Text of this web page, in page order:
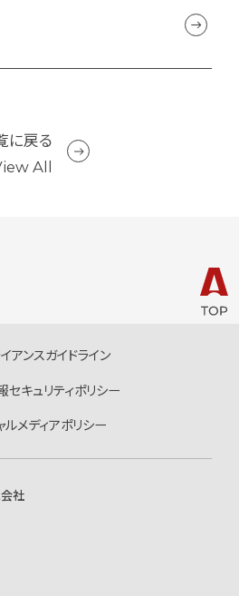
に戻る
All
アンスガイドライン
セキュリティポリシー
ルメディアポリシー
社